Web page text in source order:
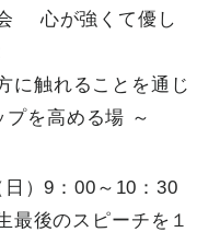
心が強くて優し
に触れることを通じ
を高める場 ～
）9：00～10：30
後のスピーチを１